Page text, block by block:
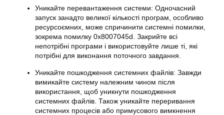
Уникайте перевантаження системи: Одночасний
запуск занадто великої кількості програм, особливо
ресурсоємних, може спричинити системні помилки
зокрема помилку 0x8007045d . Закрийте всі
непотрібні програми і використовуйте лише ті, які
потрібні для виконання поточного завдання.
Уникайте пошкодження системних файлів: Завжди
вимикайте систему належним чином після
використання, щоб уникнути пошкодження
системних файлів. Також уникайте переривання
системних процесів або примусового вимкнення